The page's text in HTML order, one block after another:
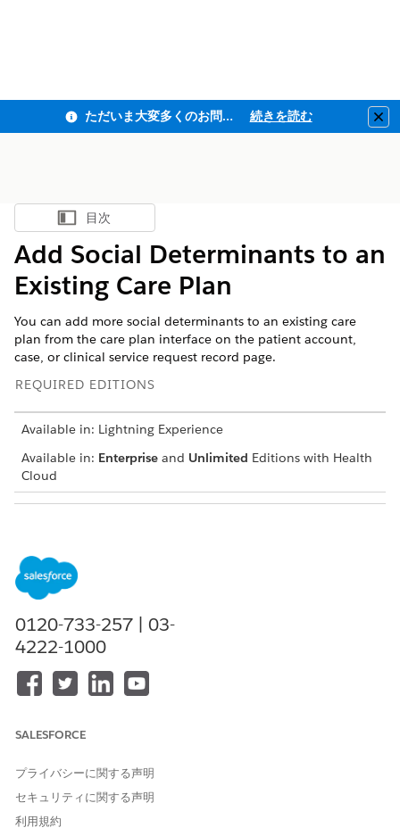
ただいま大変多くのお問い合わせをいただいており、ご連絡までにお時間を頂戴しております 続きを読む
目次を表示
目次
Add Social Determinants to an
Existing Care Plan
You can add more social determinants to an existing care
plan from the care plan interface on the patient account,
case, or clinical service request record page.
REQUIRED EDITIONS
Available in: Lightning Experience
Available in: Enterprise and Unlimited Editions with Health
Cloud
Navigate to the patient account, case, or clinical service
request record page and go to the care plan interface.
Salesforce admin for help.
In the Actions menu of the appropriate care plan, click
Add Social Determinant
Enter a name and description.
If the social determinant you’re adding already has a
0120-733-257 | 03-
4222-1000
SALESFORCE
プライバシーに関する声明
セキュリティに関する声明
利用規約